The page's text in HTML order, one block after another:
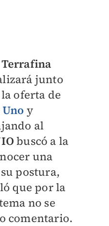
Terrafina
junto
la oferta de
y
al
buscó a la
una
postura,
que por la
no se
comentario.